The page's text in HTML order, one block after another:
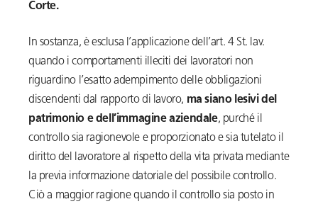
Corte.
In sostanza, è esclusa l’applicazione dell’art. 4 St. lav.
quando i comportamenti illeciti dei lavoratori non
riguardino l’esatto adempimento delle obbligazioni
discendenti dal rapporto di lavoro, ma siano lesivi del
patrimonio e dell’immagine aziendale, purché il
controllo sia ragionevole e proporzionato e sia tutelato il
diritto del lavoratore al rispetto della vita privata mediante
la previa informazione datoriale del possibile controllo.
Ciò a maggior ragione quando il controllo sia posto in